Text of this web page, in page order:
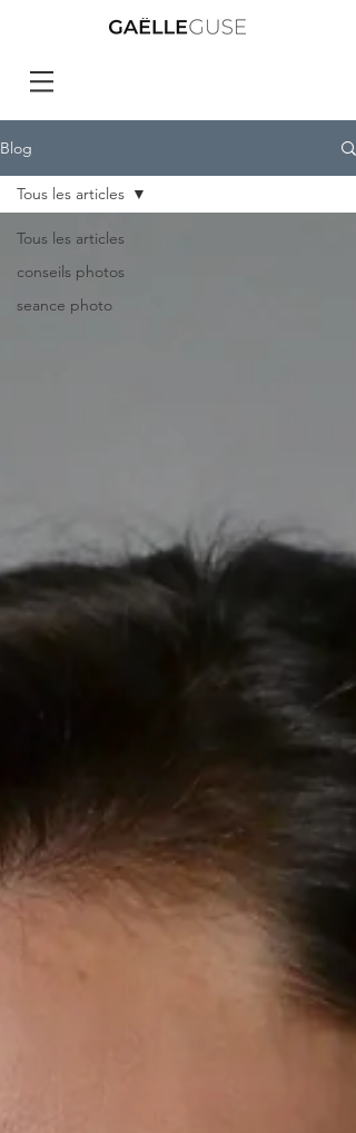
Blog
Tous les articles
conseils photos
seance photo
Tous les articles